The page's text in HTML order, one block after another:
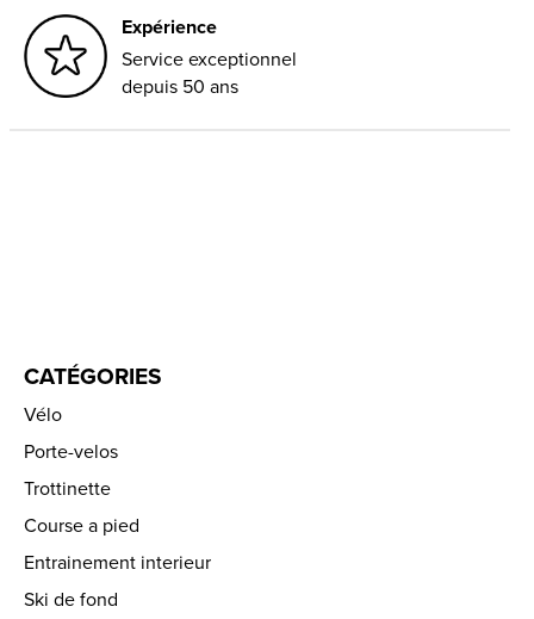
Expérience
Service exceptionnel
depuis 50 ans
CATÉGORIES
Vélo
Porte-velos
Trottinette
Course a pied
Entrainement interieur
Ski de fond